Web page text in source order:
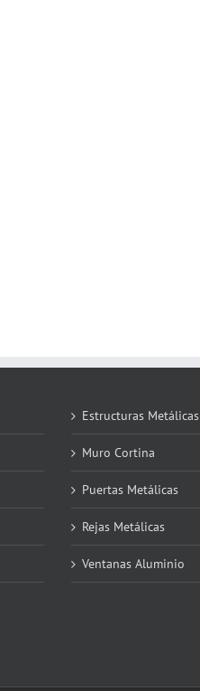
Estructuras Metálicas
Muro Cortina
Puertas Metálicas
Rejas Metálicas
Ventanas Aluminio